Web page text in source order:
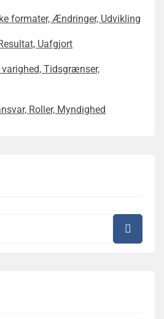
formater, Ændringer, Udvikling
Uafgjort
Tidsgrænser,
Roller, Myndighed